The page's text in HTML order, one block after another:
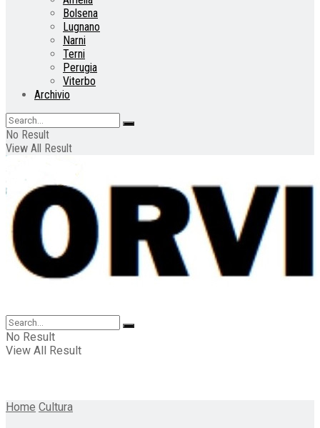
Bolsena
Lugnano
Narni
Terni
Perugia
Viterbo
Archivio
No Result
View All Result
No Result
View All Result
Home Cultura